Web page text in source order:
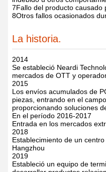
7Fallo del producto causado
8Otros fallos ocasionados
La historia.
2014
Se estableció Neardi
mercados de OTT y
2015
Los envíos acumulados de
piezas, entrando en el
proporcionando soluciones
En el período 2016-2017
Entrada en los mercados
2018
Establecimiento de un
Hangzhou
2019
Estableció un equipo de